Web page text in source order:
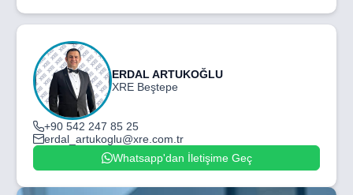
ERDAL ARTUKOĞLU
XRE Beştepe
+90 542 247 85 25
erdal_artukoglu@xre.com.tr
Whatsapp'dan İletişime Geç